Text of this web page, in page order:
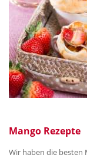
Mango Rezepte
Wir haben die besten